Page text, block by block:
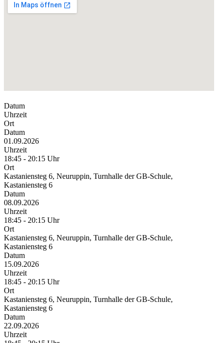
Datum
Uhrzeit
Ort
Datum
01.09.2026
Uhrzeit
18:45 - 20:15 Uhr
Ort
Kastaniensteg 6, Neuruppin, Turnhalle der GB-Schule,
Kastaniensteg 6
Datum
08.09.2026
Uhrzeit
18:45 - 20:15 Uhr
Ort
Kastaniensteg 6, Neuruppin, Turnhalle der GB-Schule,
Kastaniensteg 6
Datum
15.09.2026
Uhrzeit
18:45 - 20:15 Uhr
Ort
Kastaniensteg 6, Neuruppin, Turnhalle der GB-Schule,
Kastaniensteg 6
Datum
22.09.2026
Uhrzeit